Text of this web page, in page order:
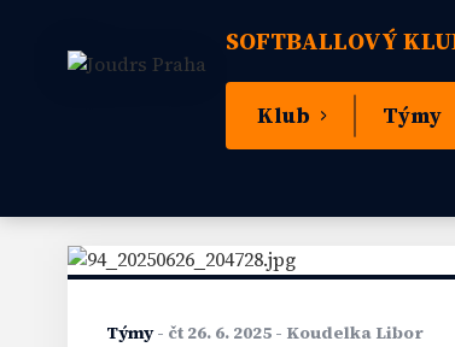
SOFTBALLOVÝ
Klub Týmy
Týmy- čt 26. 6. 2025 - Koudelka Libor